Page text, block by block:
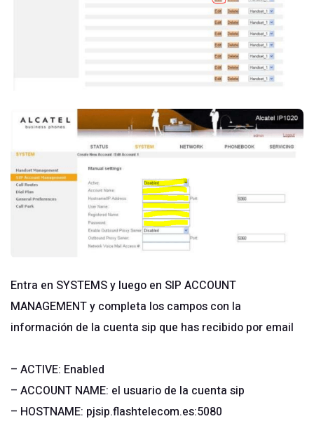
Entra en SYSTEMS y luego en SIP ACCOUNT
MANAGEMENT y completa los campos con la
información de la cuenta sip que has recibido por email
– ACTIVE: Enabled
– ACCOUNT NAME: el usuario de la cuenta sip
– HOSTNAME: pjsip.flashtelecom.es:5080